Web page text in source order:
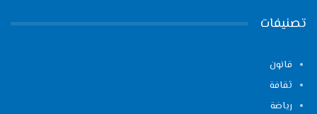
تصنيفات
قانون
ثقافة
رياضة